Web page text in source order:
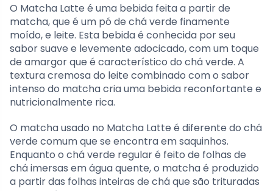
O Matcha Latte é uma bebida feita a partir de
matcha, que é um pó de chá verde finamente
moído, e leite. Esta bebida é conhecida por seu
sabor suave e levemente adocicado, com um toque
de amargor que é característico do chá verde. A
textura cremosa do leite combinado com o sabor
intenso do matcha cria uma bebida reconfortante e
nutricionalmente rica.
O matcha usado no Matcha Latte é diferente do chá
verde comum que se encontra em saquinhos.
Enquanto o chá verde regular é feito de folhas de
chá imersas em água quente, o matcha é produzido
a partir das folhas inteiras de chá que são trituradas